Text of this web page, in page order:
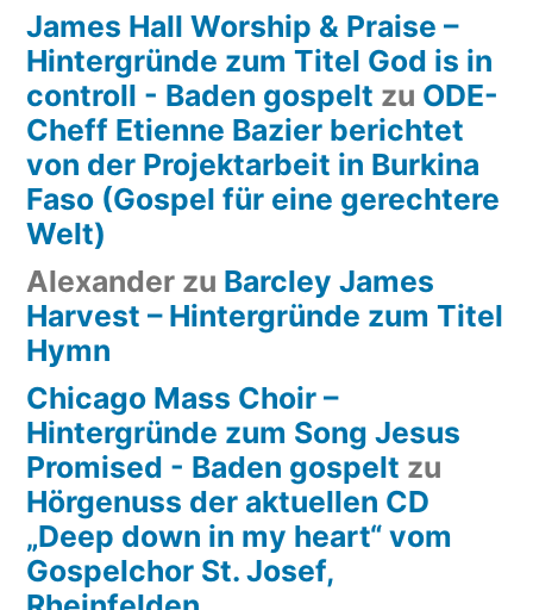
James Hall Worship & Praise –
Hintergründe zum Titel God is in
controll - Baden gospelt zu ODE-
Cheff Etienne Bazier berichtet
von der Projektarbeit in Burkina
Faso (Gospel für eine gerechtere
Welt)
Alexander zu Barcley James
Harvest – Hintergründe zum Titel
Hymn
Chicago Mass Choir –
Hintergründe zum Song Jesus
Promised - Baden gospelt zu
Hörgenuss der aktuellen CD
„Deep down in my heart“ vom
Gospelchor St. Josef,